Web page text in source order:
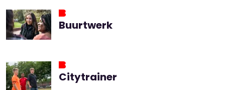
Buurtwerk
Citytrainer